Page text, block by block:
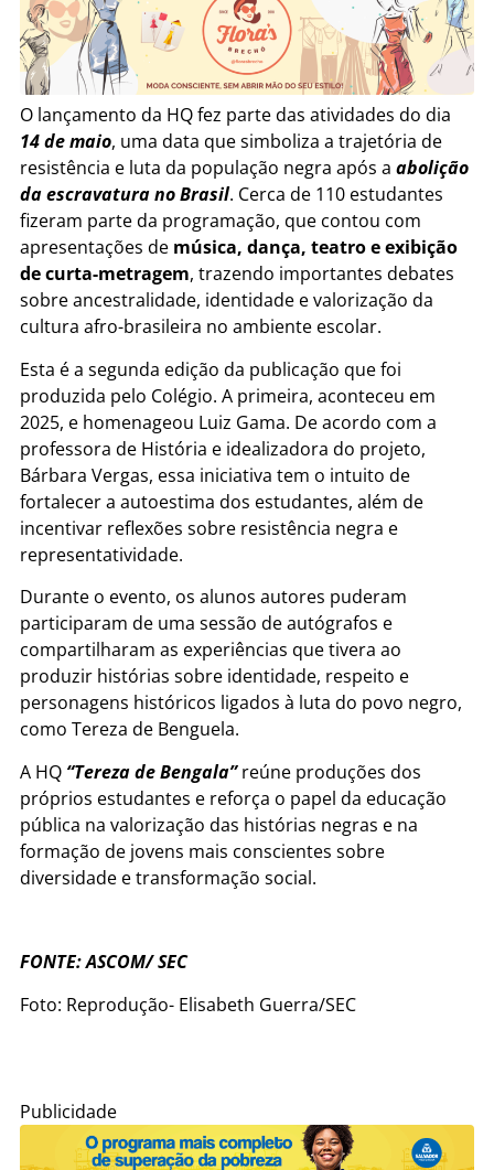
O lançamento da HQ fez parte das atividades do dia
14 de maio, uma data que simboliza a trajetória de
resistência e luta da população negra após a abolição
da escravatura no Brasil. Cerca de 110 estudantes
fizeram parte da programação, que contou com
apresentações de música, dança, teatro e exibição
de curta-metragem, trazendo importantes debates
sobre ancestralidade, identidade e valorização da
cultura afro-brasileira no ambiente escolar.
Esta é a segunda edição da publicação que foi
produzida pelo Colégio. A primeira, aconteceu em
2025, e homenageou Luiz Gama. De acordo com a
professora de História e idealizadora do projeto,
Bárbara Vergas, essa iniciativa tem o intuito de
fortalecer a autoestima dos estudantes, além de
incentivar reflexões sobre resistência negra e
representatividade.
Durante o evento, os alunos autores puderam
participaram de uma sessão de autógrafos e
compartilharam as experiências que tivera ao
produzir histórias sobre identidade, respeito e
personagens históricos ligados à luta do povo negro,
como Tereza de Benguela.
A HQ “Tereza de Bengala”reúne produções dos
próprios estudantes e reforça o papel da educação
pública na valorização das histórias negras e na
formação de jovens mais conscientes sobre
diversidade e transformação social.
FONTE: ASCOM/ SEC
Foto: Reprodução- Elisabeth Guerra/SEC
Publicidade